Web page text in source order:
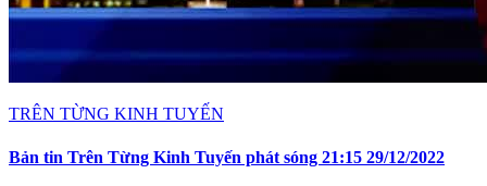
TRÊN TỪNG KINH TUYẾN
Bản tin Trên Từng Kinh Tuyến phát sóng 21:15 29/12/2022